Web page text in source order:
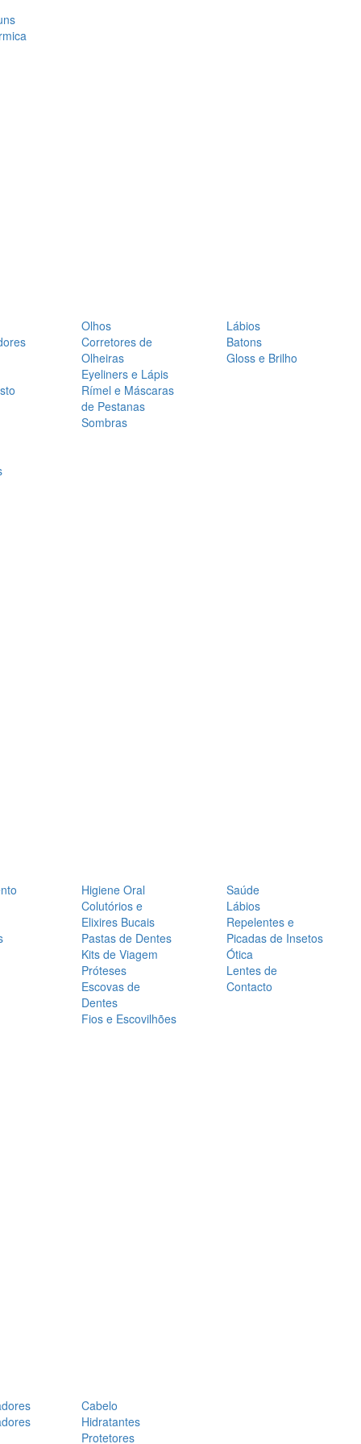
Olhos
Corretores de
Olheiras
Eyeliners e Lápis
Rímel e Máscaras
de Pestanas
Sombras
Lábios
Batons
Gloss e Brilho
Higiene Oral
Colutórios e
Elixires Bucais
Pastas de Dentes
Kits de Viagem
Próteses
Escovas de
Dentes
Fios e Escovilhões
Saúde
Lábios
Repelentes e
Picadas de Insetos
Ótica
Lentes de
Contacto
Cabelo
Hidratantes
Protetores